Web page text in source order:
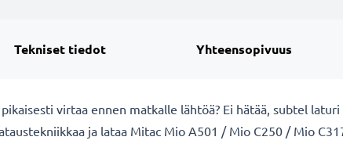
Tekniset tiedot Yhteensopivuus
virtaa ennen matkalle lähtöä? Ei hätää, subtel
ja lataa Mitac Mio A501 / Mio C250 / Mio